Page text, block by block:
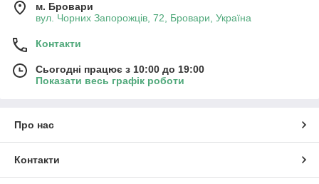
м. Бровари
вул. Чорних Запорожців, 72, Бровари, Україна
Контакти
Сьогодні працює з 10:00 до 19:00
Показати весь графік роботи
Про нас
Контакти